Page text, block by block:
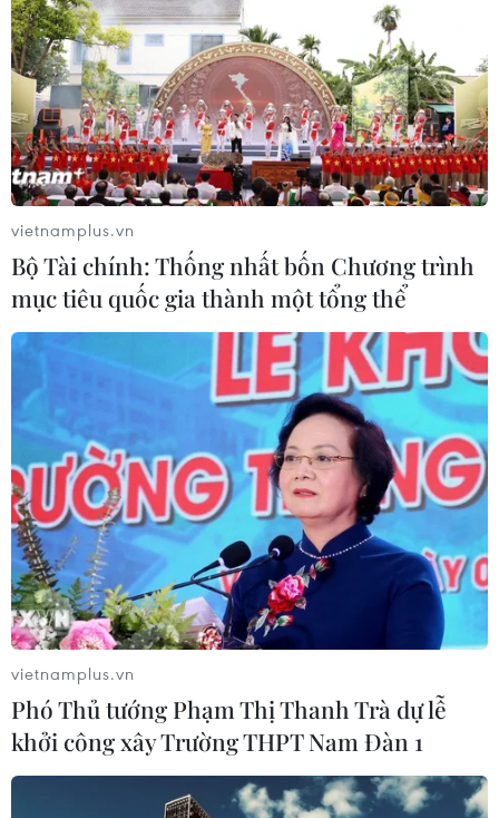
vietnamplus.vn
Bộ Tài chính: Thống nhất bốn Chương trình
mục tiêu quốc gia thành một tổng thể
vietnamplus.vn
Phó Thủ tướng Phạm Thị Thanh Trà dự lễ
khởi công xây Trường THPT Nam Đàn 1